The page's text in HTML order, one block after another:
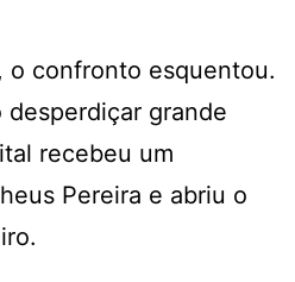
o confronto esquentou.
desperdiçar grande
recebeu um
Pereira e abriu o